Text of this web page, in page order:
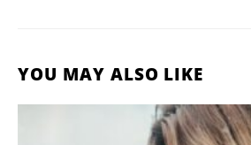
YOU MAY ALSO LIKE